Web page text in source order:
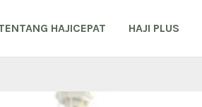
HAJICEPAT HAJI PLUS